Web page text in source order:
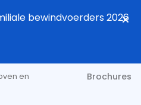
bewindvoerders 2026
en
Brochures